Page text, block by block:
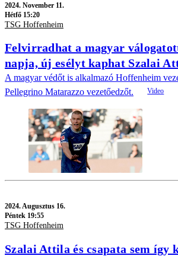
2024. November 11.
Hétfő 15:20
TSG Hoffenheim
Felvirradhat a magyar
napja, új esélyt kaphat Szalai
A magyar védőt is alkalmazó Hoffenheim
Pellegrino Matarazzo vezetőedzőt.
2024.Augusztus 16.
Péntek 19:55
TSG Hoffenheim
Szalai Attila és csapata sem így